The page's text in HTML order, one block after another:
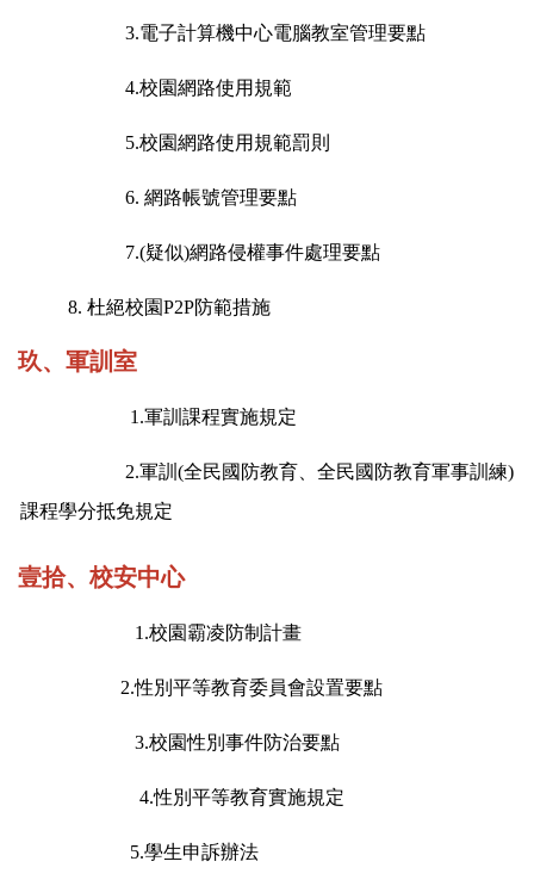
3.電子計算機中心電腦教室管理要點
4.校園網路使用規範
5.校園網路使用規範罰則
6. 網路帳號管理要點
7.(疑似)網路侵權事件處理要點
8. 杜絕校園P2P防範措施
玖、軍訓室
1.軍訓課程實施規定
2.軍訓(全民國防教育、全民國防教育軍事訓練)
課程學分抵免規定
壹拾、校安中心
1.校園霸凌防制 計畫
2.性別平等教育委員會設置要點
3.校園性別事件防治要點
4.性別平等教育實施規定
5.學生申訴辦法